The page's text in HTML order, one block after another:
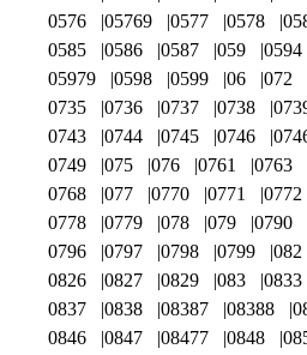
0576
05769 0577 0578
0585
0586 0587 059 0594
05979
0598 0599 06 072
0735
0736 0737 0738
0743
0744 0745 0746
0749
075 076 0761 0763
0768
077 0770 0771 0772
0778
0779 078 079 0790
0796
0797 0798 0799 082
0826
0827 0829 083 0833
0837
0838 08387 08388
0846
0847 08477 0848